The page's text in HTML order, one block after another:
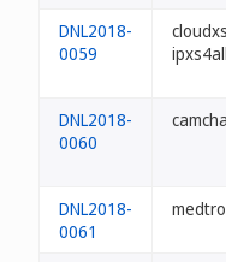
DNL2018-
0059
DNL2018-
0060
DNL2018-
0061